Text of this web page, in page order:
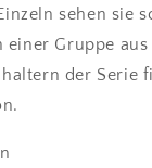
sehen sie
Gruppe aus
der Serie